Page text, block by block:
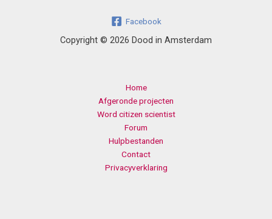
Facebook
Copyright © 2026 Dood in Amsterdam
Home
Afgeronde projecten
Word citizen scientist
Forum
Hulpbestanden
Contact
Privacyverklaring